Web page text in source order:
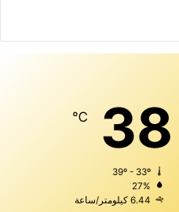
38
℃
27%
6.44 كيلومتر/ساعة